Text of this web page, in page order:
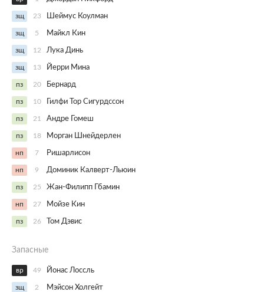
зщ 23 Шеймус Коулман
зщ 5 Майкл Кин
зщ 12 Лука Динь
зщ 13 Йерри Мина
пз 20 Бернард
пз 10 Гилфи Тор Сигурдссон
пз 21 Андре Гомеш
пз 18 Морган Шнейдерлен
нп 7 Ришарлисон
нп 9 Доминик Калверт-Льюин
пз 25 Жан-Филипп Гбамин
нп 27 Мойзе Кин
пз 26 Том Дэвис
Запасные
вр 49 Йонас Лоссль
зщ 2 Мэйсон Холгейт